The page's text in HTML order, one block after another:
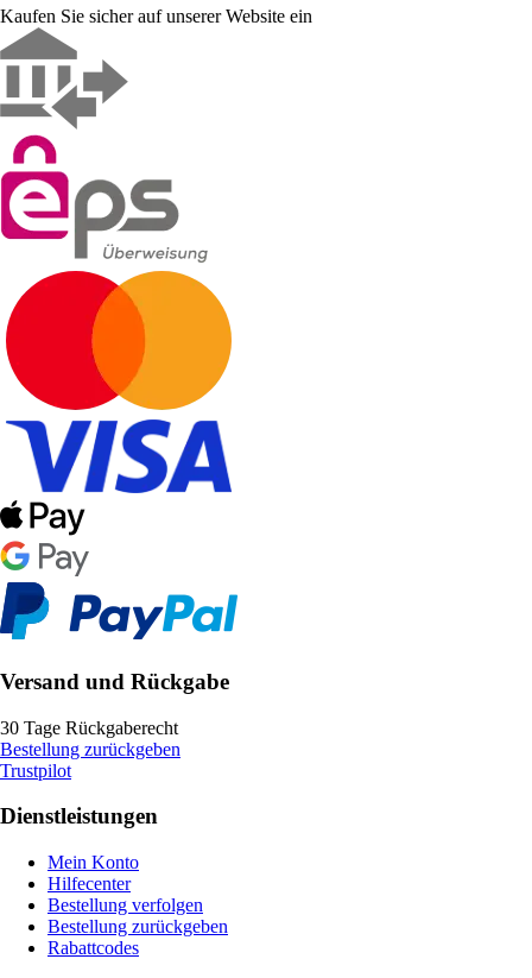
Kaufen Sie sicher auf unserer Website ein
Versand und Rückgabe
30 Tage Rückgaberecht
Bestellung zurückgeben
Trustpilot
Dienstleistungen
Mein Konto
Hilfecenter
Bestellung verfolgen
Bestellung zurückgeben
Rabattcodes